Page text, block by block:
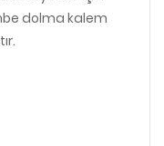
dolma kalem